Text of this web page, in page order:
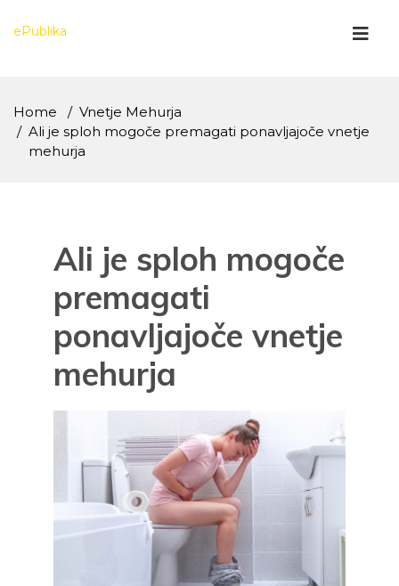
ePublika
Home
Vnetje Mehurja
Ali je sploh mogoče premagati ponavljajoče vnetje
mehurja
Ali je sploh mogoče
premagati
ponavljajoče vnetje
mehurja